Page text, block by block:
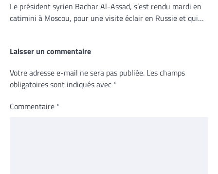
Le président syrien Bachar Al-Assad, s’est rendu mardi en
catimini à Moscou, pour une visite éclair en Russie et qui…
Laisser un commentaire
Votre adresse e-mail ne sera pas publiée. Les champs
obligatoires sont indiqués avec *
Commentaire *